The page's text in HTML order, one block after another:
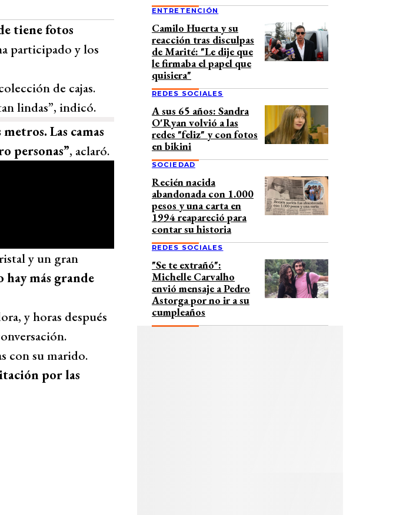
tiene fotos
participado y los
de cajas.
lindas”, indicó.
Las camas
personas”, aclaró.
y un gran
hay más grande
y horas después
con su marido.
por las
ENTRETENCIÓN
Camilo Huerta y su
reacción tras disculpas
de Marité: "Le dije que
le firmaba el papel que
quisiera"
REDES SOCIALES
A sus 65 años: Sandra
O'Ryan volvió a las
redes "feliz" y con fotos
en bikini
SOCIEDAD
Recién nacida
abandonada con 1.000
pesos y una carta en
1994 reapareció para
contar su historia
REDES SOCIALES
"Se te extrañó":
Michelle Carvalho
envió mensaje a Pedro
Astorga por no ir a su
cumpleaños